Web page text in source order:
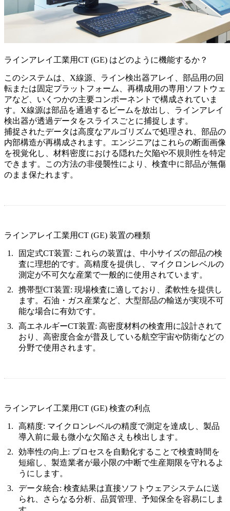
ラインアレイ工業用CT (GE) はどのように機能するか？
このシステムは、X線源、ライン検出器アレイ、部品用の回
転または固定プラットフォーム、再構成用の専用ソフトウェ
アなど、いくつかの主要コンポーネントで構成されていま
す。X線源は部品を通過するビームを放出し、ラインアレイ
検出器が透過データをスライスごとに捕捉します。
捕捉されたデータは高度なアルゴリズムで処理され、部品の
内部構造が再構成されます。エンジニアはこれらの断面画像
を視覚化し、材料密度における隠れた欠陥や不規則性を特定
できます。この方法の非侵襲性により、検査中に部品が無傷
のまま保たれます。
ラインアレイ工業用CT (GE) 装置の種類
固定式CT装置: これらの装置は、中小サイズの部品の検
査に理想的です。高精度を提供し、マイクロンレベルの
測定が不可欠な産業で一般的に使用されています。
携帯型CT装置: 現場検査に適しており、柔軟性を提供し
ます。石油・ガス産業など、大型部品の輸送が実現不可
能な場合に有効です。
高エネルギーCT装置: 高密度材料の検査用に設計されて
おり、高密度合金が普及している航空宇宙や防衛などの
分野で使用されます。
ラインアレイ工業用CT (GE) 検査の利点
高精度: マイクロンレベルの精度で測定を達成し、製品
導入前に最も微小な欠陥さえも検出します。
効率性の向上: プロセスを自動化することで検査時間を
短縮し、製造業者が最小限の中断で生産期限を守れるよ
うにします。
データ統合: 検査結果は直接ソフトウェアシステムに送
られ、さらなる分析、品質管理、予知保全を容易にしま